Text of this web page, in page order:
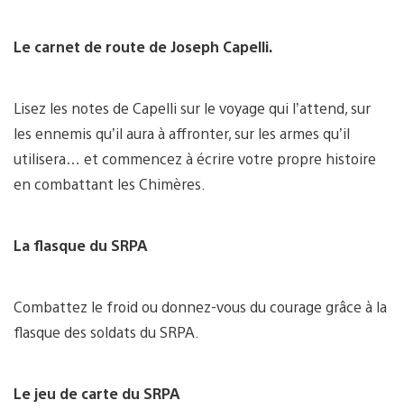
Le carnet de route de Joseph Capelli.
Lisez les notes de Capelli sur le voyage qui l’attend, sur
les ennemis qu’il aura à affronter, sur les armes qu’il
utilisera… et commencez à écrire votre propre histoire
en combattant les Chimères.
La flasque du SRPA
Combattez le froid ou donnez-vous du courage grâce à la
flasque des soldats du SRPA.
Le jeu de carte du SRPA